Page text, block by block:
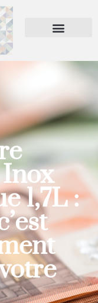
1,7L :